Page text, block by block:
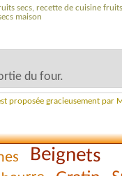
secs, recette de cuisine
maison
du four.
proposée gracieusement par
Beignets